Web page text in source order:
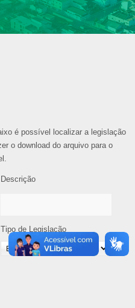
é possível localizar a legislação
o download do arquivo para o
Descrição
Tipo de Legislação